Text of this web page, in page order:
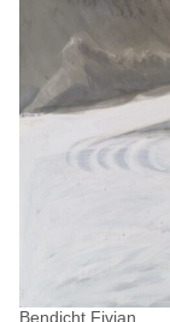
Bendicht Fivian